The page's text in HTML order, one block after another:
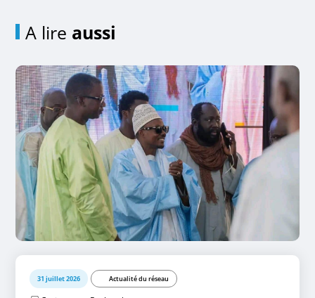
A lire aussi
31 juillet 2026 Actualité du réseau